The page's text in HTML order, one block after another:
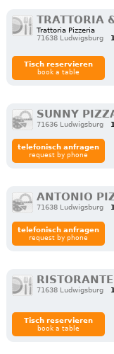
TRATTORIA
Trattoria Pizzeria
71638 Ludwigsburg
Tisch reservieren
book a table
SUNNY
71636 Ludwigsburg
telefonisch anfragen
request by phone
ANTONIO
71638 Ludwigsburg
telefonisch anfragen
request by phone
71638 Ludwigsburg
Tisch reservieren
book a table